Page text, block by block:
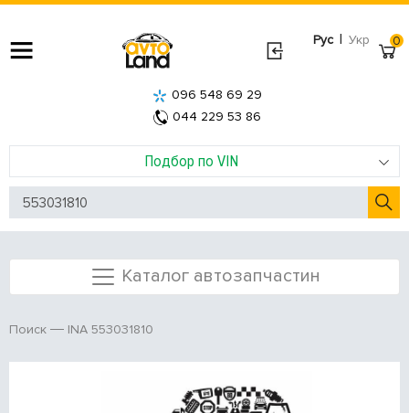
Рус | Укр
Подбор по VIN
096 548 69 29
044 229 53 86
0
Каталог автозапчастин
Поиск INA 553031810